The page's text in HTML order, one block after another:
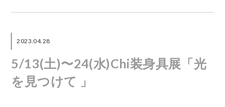
2023.04.28
5/13(土)〜24(水)Chi装身具展「光
を見つけて 」